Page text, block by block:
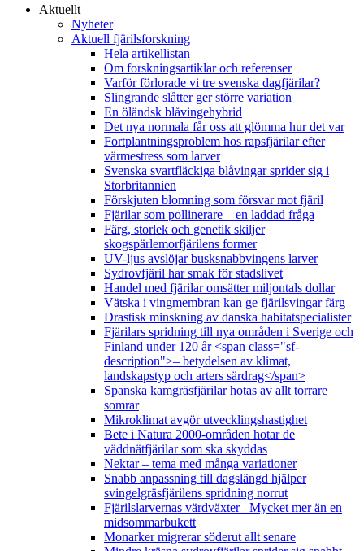
Aktuellt
Nyheter
Aktuell fjärilsforskning
Hela artikellistan
Om forskningsartiklar och referenser
Varför förlorade vi tre svenska dagfjärilar?
Slingrande slåtter ger större variation
En öländsk blåvingehybrid
Det nya normala får oss att glömma hur det var
Fortplantningsproblem hos rapsfjärilar efter
värmestress som larver
Svenska svartfläckiga blåvingar sprider sig i
Storbritannien
Förskjuten blomning som försvar mot fjäril
Fjärilar som pollinerare – en laddad fråga
Färg, storlek och genetik skiljer
skogspärlemorfjärilens former
UV-ljus avslöjar busksnabbvingens larver
Sydrovfjäril har smak för stadslivet
Handel med fjärilar omsätter miljontals dollar
Vätska i vingmembran kan ge fjärilsvingar färg
Drastisk minskning av danska habitatspecialister
Fjärilars spridning till nya områden i Sverige och
Finland under 120 år <span class="sf-
description">– betydelsen av klimat,
landskapstyp och arters särdrag</span>
Spanska kamgräsfjärilar hotas av allt torrare
somrar
Mikroklimat avgör utvecklingshastighet
Bete i Natura 2000-områden hotar de
väddnätfjärilar som ska skyddas
Nektar – tema med många variationer
Snabb anpassning till dagslängd hjälper
svingelgräsfjärilens spridning norrut
Fjärilslarvernas värdväxter– Mycket mer än en
midsommarbukett
Monarker migrerar söderut allt senare